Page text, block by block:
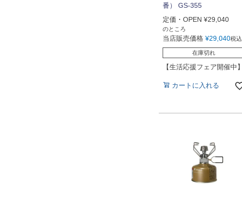
番） GS-355
定価・OPEN ¥29,040
のところ
当店販売価格 ¥29,040税込
在庫切れ
【生活応援フェア開催中】
カートに入れる